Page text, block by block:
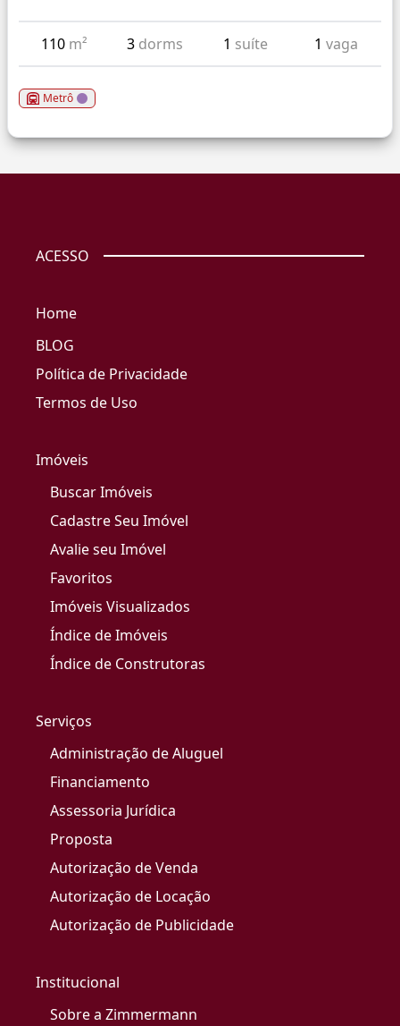
110 m² 3 dorms 1 suíte 1 vaga
Metrô
ACESSO
Home
BLOG
Política de Privacidade
Termos de Uso
Imóveis
Buscar Imóveis
Cadastre Seu Imóvel
Avalie seu Imóvel
Favoritos
Imóveis Visualizados
Índice de Imóveis
Índice de Construtoras
Serviços
Administração de Aluguel
Financiamento
Assessoria Jurídica
Proposta
Autorização de Venda
Autorização de Locação
Autorização de Publicidade
Institucional
Sobre a Zimmermann